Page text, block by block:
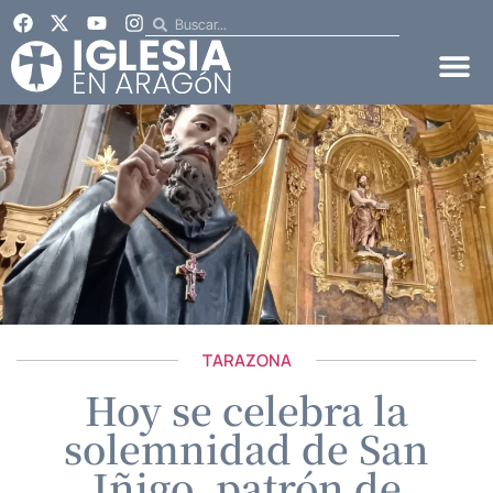
TARAZONA
Hoy se celebra la
solemnidad de San